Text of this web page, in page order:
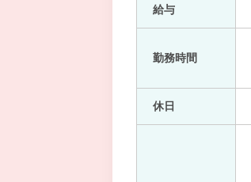
給与
勤務時間
休日